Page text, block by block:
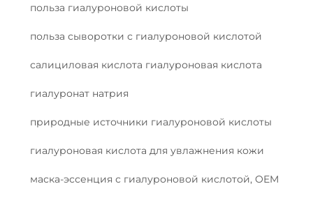
польза гиалуроновой кислоты
польза сыворотки с гиалуроновой кислотой
салициловая кислота гиалуроновая кислота
гиалуронат натрия
природные источники гиалуроновой кислоты
гиалуроновая кислота для увлажнения кожи
маска-эссенция с гиалуроновой кислотой, OEM